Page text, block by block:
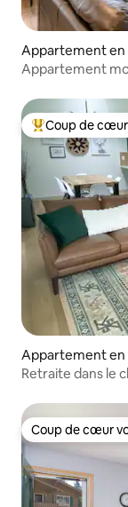
Appartement en
Appartement
Coups de cœur
Coup de
Appartement en
Retraite dans le
Coup de cœur
Coup de cœur